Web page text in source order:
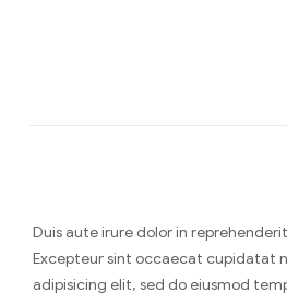
Duis aute irure dolor in
Excepteur sint occaecat cupidatat
adipisicing elit, sed do eiusmod